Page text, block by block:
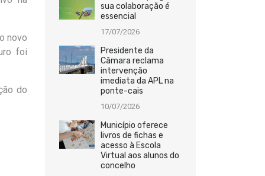
novo
foi
do
sua colaboração é
essencial
17/07/2026
Presidente da
Câmara reclama
intervenção
imediata da APL na
ponte-cais
10/07/2026
Município oferece
livros de fichas e
acesso à Escola
Virtual aos alunos do
concelho